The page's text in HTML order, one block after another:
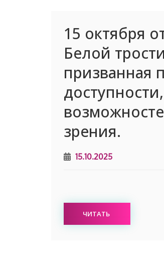
15 октября
Белой
призванная
зрения.
15.10.2025
ЧИТАТЬ